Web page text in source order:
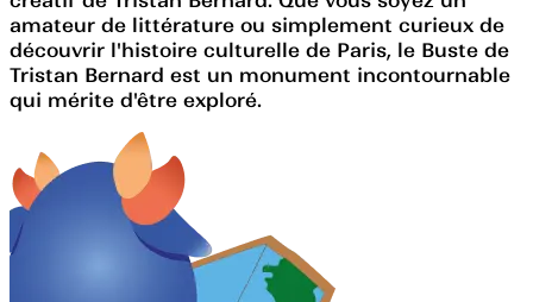
amateur de littérature ou simplement curieux de
découvrir l'histoire culturelle de Paris, le Buste de
Tristan Bernard est un monument incontournable
qui mérite d'être exploré.